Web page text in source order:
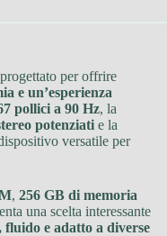
per offrire
e un’esperienza
pollici a 90 Hz, la
potenziati e la
versatile per
, 256 GB di memoria
una scelta interessante
e adatto a diverse